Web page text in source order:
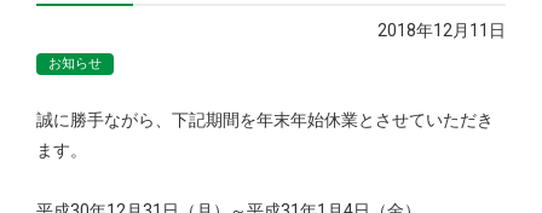
2018年12月11日
お知らせ
誠に勝手ながら、下記期間を年末年始休業とさせていただき
ます。